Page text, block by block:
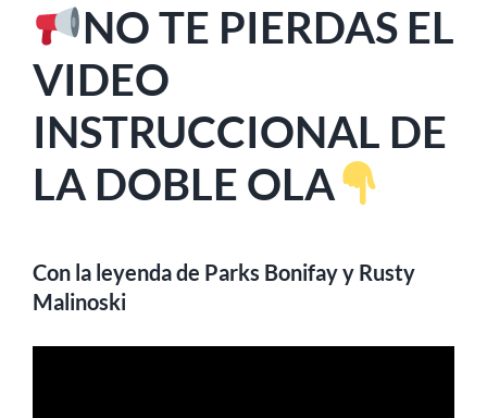
NO TE PIERDAS EL
VIDEO
INSTRUCCIONAL DE
LA DOBLE OLA
Con la leyenda de Parks Bonifay y Rusty
Malinoski